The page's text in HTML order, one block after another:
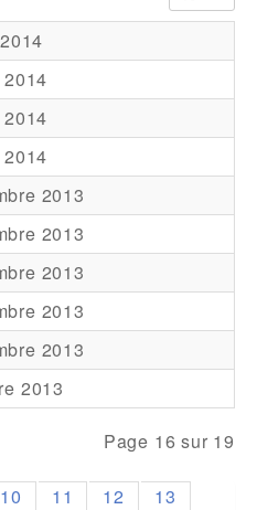
2013
2013
2013
2013
2013
2013
Page 16 sur 19
10 11 12
13